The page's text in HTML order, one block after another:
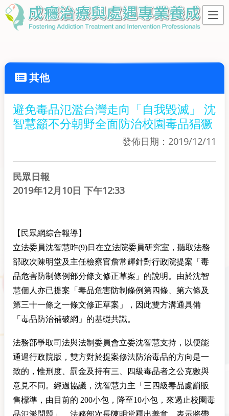
其他
避免毒品氾濫台灣走向「自我毀滅」 沈
智慧籲不分朝野全面防治校園毒品猖獗
發佈日期：2019/12/11
民眾日報
2019年12月10日 下午12:33
【民眾網綜合報導】
立法委員沈智慧昨(9)日在立法院委員研究室，聽取法務
部政次陳明堂及主任檢察官詹常輝針對行政院提案「毒
品危害防制條例部分條文修正草案」的說明。由於沈智
慧個人亦已提案「毒品危害防制條例第四條、第六條及
第三十一條之一條文修正草案」，因此雙方溝通具備
「毒品防治補破網」的基礎共識。
法務部爭取司法與法制委員會立委沈智慧支持，以便能
通過行政院版，雙方對於提案修法防治毒品的方向是一
致的，惟刑度、罰金及持有三、四級毒品者之公克數與
意見不同。經過協議，沈智慧力主「三四級毒品處罰販
售標準，由目前的 200小包，降至10小包，來遏止校園毒
品氾濫問題」。法務部次長陳明堂釋出善意，表示將帶